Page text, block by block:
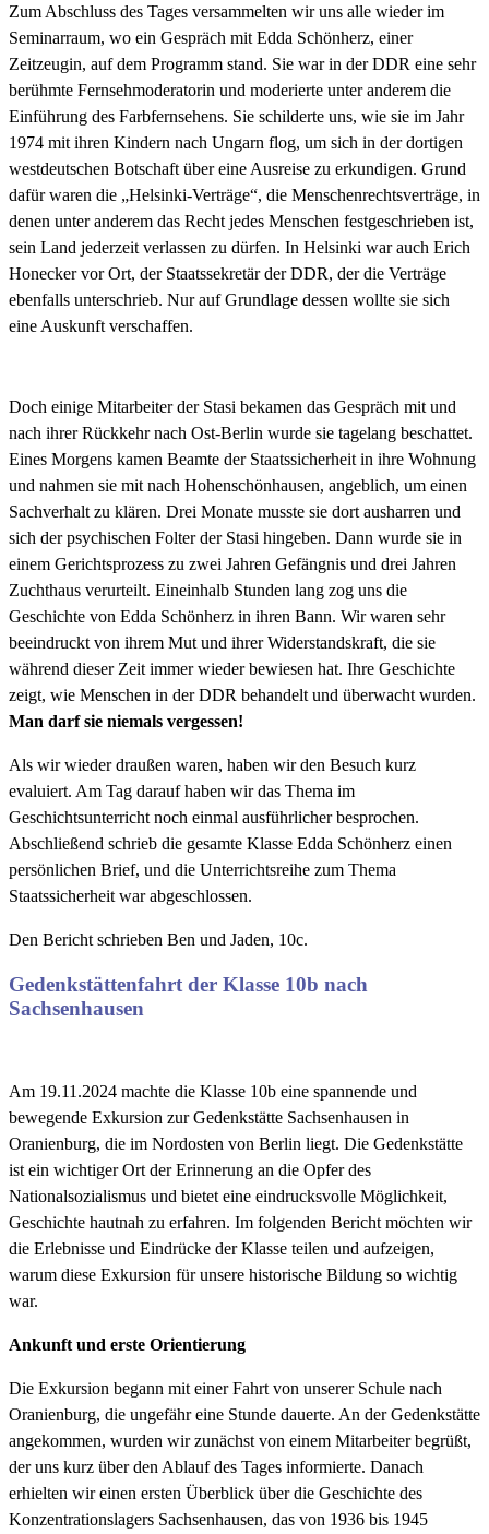
Zum Abschluss des Tages versammelten wir uns alle wieder im
Seminarraum, wo ein Gespräch mit Edda Schönherz, einer
Zeitzeugin, auf dem Programm stand. Sie war in der DDR eine sehr
berühmte Fernsehmoderatorin und moderierte unter anderem die
Einführung des Farbfernsehens. Sie schilderte uns, wie sie im Jahr
1974 mit ihren Kindern nach Ungarn flog, um sich in der dortigen
westdeutschen Botschaft über eine Ausreise zu erkundigen. Grund
dafür waren die „Helsinki-Verträge“, die Menschenrechtsverträge, in
denen unter anderem das Recht jedes Menschen festgeschrieben ist,
sein Land jederzeit verlassen zu dürfen. In Helsinki war auch Erich
Honecker vor Ort, der Staatssekretär der DDR, der die Verträge
ebenfalls unterschrieb. Nur auf Grundlage dessen wollte sie sich
eine Auskunft verschaffen.
Doch einige Mitarbeiter der Stasi bekamen das Gespräch mit und
nach ihrer Rückkehr nach Ost-Berlin wurde sie tagelang beschattet.
Eines Morgens kamen Beamte der Staatssicherheit in ihre Wohnung
und nahmen sie mit nach Hohenschönhausen, angeblich, um einen
Sachverhalt zu klären. Drei Monate musste sie dort ausharren und
sich der psychischen Folter der Stasi hingeben. Dann wurde sie in
einem Gerichtsprozess zu zwei Jahren Gefängnis und drei Jahren
Zuchthaus verurteilt. Eineinhalb Stunden lang zog uns die
Geschichte von Edda Schönherz in ihren Bann. Wir waren sehr
beeindruckt von ihrem Mut und ihrer Widerstandskraft, die sie
während dieser Zeit immer wieder bewiesen hat. Ihre Geschichte
zeigt, wie Menschen in der DDR behandelt und überwacht wurden.
Man darf sie niemals vergessen!
Als wir wieder draußen waren, haben wir den Besuch kurz
evaluiert. Am Tag darauf haben wir das Thema im
Geschichtsunterricht noch einmal ausführlicher besprochen.
Abschließend schrieb die gesamte Klasse Edda Schönherz einen
persönlichen Brief, und die Unterrichtsreihe zum Thema
Staatssicherheit war abgeschlossen.
Den Bericht schrieben Ben und Jaden, 10c.
Gedenkstättenfahrt der Klasse 10b nach
Sachsenhausen
Am 19.11.2024 machte die Klasse 10b eine spannende und
bewegende Exkursion zur Gedenkstätte Sachsenhausen in
Oranienburg, die im Nordosten von Berlin liegt. Die Gedenkstätte
ist ein wichtiger Ort der Erinnerung an die Opfer des
Nationalsozialismus und bietet eine eindrucksvolle Möglichkeit,
Geschichte hautnah zu erfahren. Im folgenden Bericht möchten wir
die Erlebnisse und Eindrücke der Klasse teilen und aufzeigen,
warum diese Exkursion für unsere historische Bildung so wichtig
war.
Ankunft und erste Orientierung
Die Exkursion begann mit einer Fahrt von unserer Schule nach
Oranienburg, die ungefähr eine Stunde dauerte. An der Gedenkstätte
angekommen, wurden wir zunächst von einem Mitarbeiter begrüßt,
der uns kurz über den Ablauf des Tages informierte. Danach
erhielten wir einen ersten Überblick über die Geschichte des
Konzentrationslagers Sachsenhausen, das von 1936 bis 1945